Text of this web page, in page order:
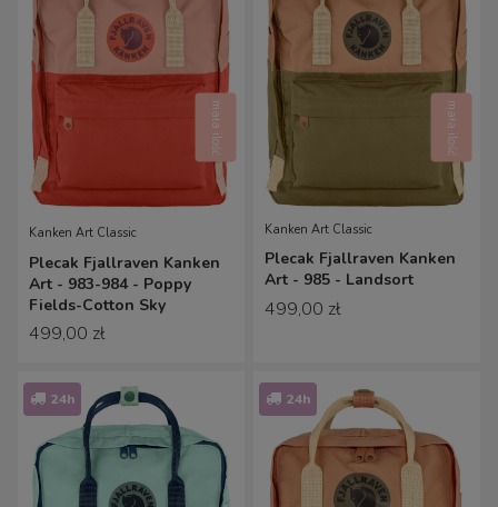
mała ilość
Kanken Art Classic
Plecak Fjallraven Kanken
Art - 983-984 - Poppy
Fields-Cotton Sky
499,00 zł
mała ilość
Kanken Art Classic
Plecak Fjallraven Kanken
Art - 985 - Landsort
499,00 zł
24h 24h